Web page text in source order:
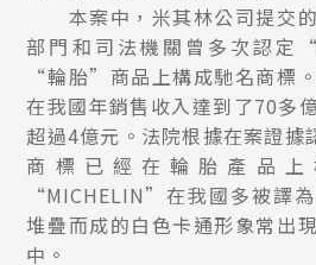
本案中，米其林公司提交的
部門和司法機關曾多次認定
“輪胎”商品上構成馳名商標
在我國年銷售收入達到了70多
超過4億元。法院根據在案證
商標已經在輪胎產品上
“MICHELIN”在我國多被譯
堆疊而成的白色卡通形象常出
中。